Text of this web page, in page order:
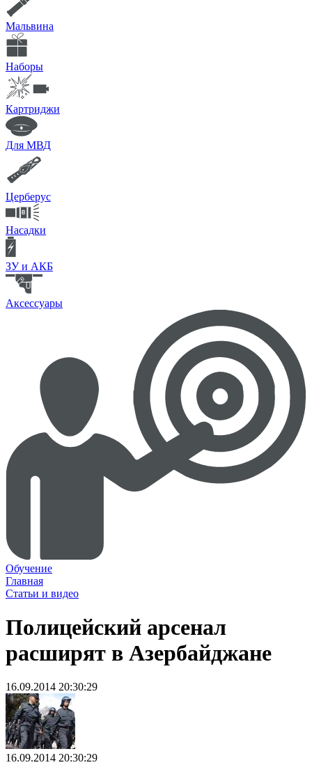
Мальвина
Наборы
Картриджи
Для МВД
Церберус
Насадки
ЗУ и АКБ
Аксессуары
Обучение
Главная
Статьи и видео
Полицейский арсенал
расширят в Азербайджане
16.09.2014 20:30:29
16.09.2014 20:30:29